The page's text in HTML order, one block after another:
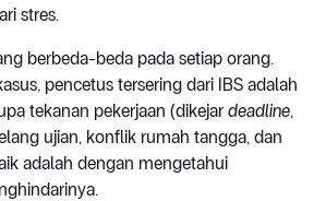
stres.
berbeda-beda pada setiap orang.
pencetus tersering dari IBS adalah
tekanan pekerjaan (dikejar deadline,
ujian, konflik rumah tangga, dan
adalah dengan mengetahui